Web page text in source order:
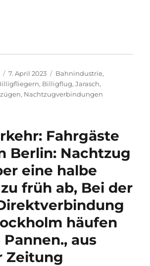
Veröffentlicht
am
7. April 2023 Kategorien
Bahnindustrie,
, Billigflug,Jarasch,
, Nachtzugverbindungen
Fahrgäste
Berlin: Nachtzug
eine halbe
früh ab, Bei der
häufen
aus
Zeitung